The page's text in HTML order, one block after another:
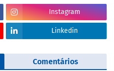
Instagram
Linkedin
Comentários